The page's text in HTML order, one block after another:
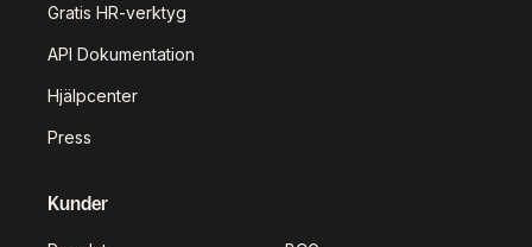
Gratis HR-verktyg
API Dokumentation
Hjälpcenter
Press
Kunder